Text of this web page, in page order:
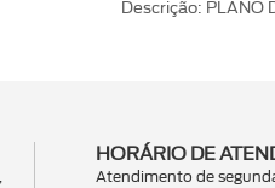
Descrição: PLANO
HORÁRIO DE
Atendimento de